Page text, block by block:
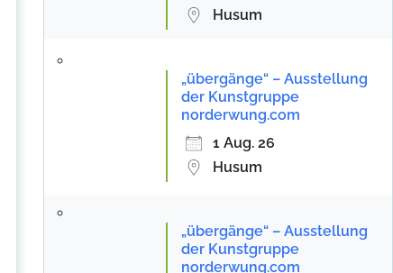
Husum
„übergänge“ – Ausstellung
der Kunstgruppe
norderwung.com
1 Aug. 26
Husum
„übergänge“ – Ausstellung
der Kunstgruppe
norderwung.com